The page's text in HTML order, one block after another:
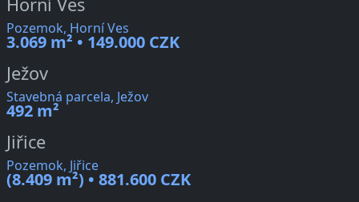
Pozemok, Horní Ves
3.069 m² • 149.000 CZK
Ježov
Stavebná parcela, Ježov
492 m²
Jiřice
Pozemok, Jiřice
(8.409 m²) • 881.600 CZK